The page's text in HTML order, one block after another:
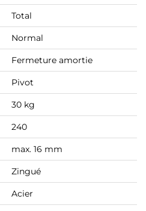
Total
Normal
Fermeture amortie
Pivot
30 kg
240
max. 16 mm
Zingué
Acier